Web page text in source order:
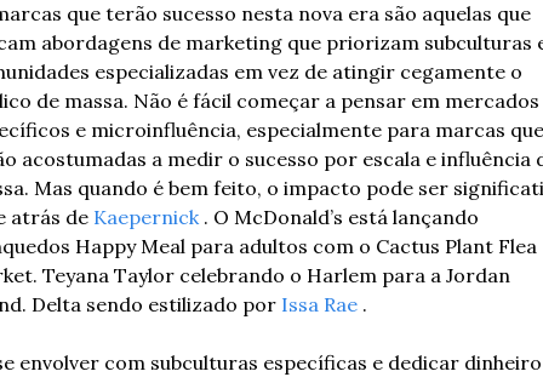
que terão sucesso nesta nova era são aquelas que
abordagens de marketing que priorizam subculturas
especializadas em vez de atingir cegamente o
de massa. Não é fácil começar a pensar em mercados
e microinfluência, especialmente para marcas que
acostumadas a medir o sucesso por escala e influência
Mas quando é bem feito, o impacto pode ser
atrás de Kaepernick . O McDonald’s está lançando
Happy Meal para adultos com o Cactus Plant Flea
Teyana Taylor celebrando o Harlem para a Jordan
Delta sendo estilizado por Issa Rae .
envolver com subculturas específicas e dedicar dinheiro